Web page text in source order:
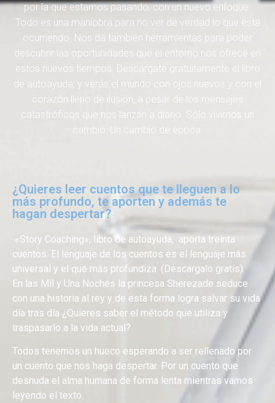
por la que estamos pasando, con un nuevo enfoque.
Todo es una maniobra para no ver de verdad lo que está
ocurriendo. Nos da también herramientas para poder
descubrir las oportunidades que el entorno nos ofrece en
estos nuevos tiempos. Descárgate gratuitamente el libro
de autoayuda, y verás el mundo con ojos nuevos y con el
corazón lleno de ilusión, a pesar de los mensajes
catastróficos que nos lanzan a diario. Sólo vivimos un
cambio: Un cambio de época.
¿Quieres leer cuentos que te lleguen a lo
más profundo, te aporten y además te
hagan despertar?
«Story Coaching», libro de autoayuda, aporta treinta
cuentos. El lenguaje de los cuentos es el lenguaje más
universal y el que más profundiza. (Descargalo gratis)
En las Mil y Una Noches la princesa Sherezade seduce
con una historia al rey y de esta forma logra salvar su vida
día tras día ¿Quieres saber el método que utiliza y
traspasarlo a la vida actual?
Todos tenemos un hueco esperando a ser rellenado por
un cuento que nos haga despertar. Por un cuento que
desnuda el alma humana de forma lenta mientras vamos
leyendo el texto.